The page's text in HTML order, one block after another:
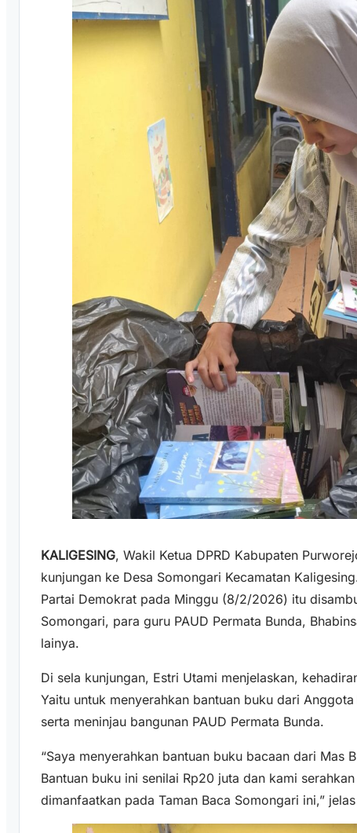
KALIGESING, Wakil Ketua DPRD Kabupaten
kunjungan ke Desa Somongari Kecamatan
Partai Demokrat pada Minggu (8/2/2026) itu
Somongari, para guru PAUD Permata Bunda,
lainya.
Di sela kunjungan, Estri Utami menjelaskan,
Yaitu untuk menyerahkan bantuan buku dari
serta meninjau bangunan PAUD Permata Bunda.
“Saya menyerahkan bantuan buku bacaan dari Mas
Bantuan buku ini senilai Rp20 juta dan kami
dimanfaatkan pada Taman Baca Somongari ini,”